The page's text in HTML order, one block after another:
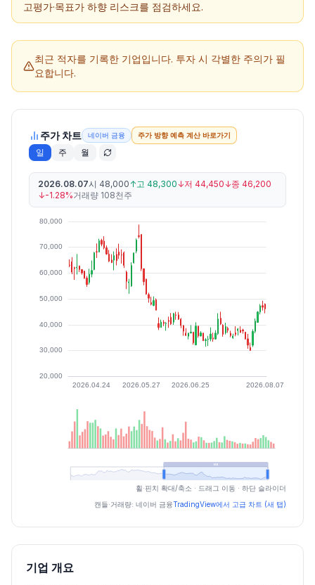
고평가·목표가 하향 리스크를 점검하세요.
최근 적자를 기록한 기업입니다. 투자 시 각별한 주의가 필
요합니다.
주가 차트 네이버 금융 주가 방향 예측 계산 바로가기
일 주 월
2026.08.07시 48,000 ↑고 48,300↓저 44,450↓종 46,200
↓-1.28%거래량 108천주
최근 구간 일별 OHLCV (스크린 리더용)
고가 저가 종가 등락률%거래량
2026.07.06
343503570031800345000.73 166406
2026.07.07
345003900033600364505.65 242972
2026.07.08
34900
휠·핀치 확대/축소 · 드래그 이동 · 하단 슬라이더
캔들·거래량: 네이버 금융TradingView에서 고급 차트 (새 탭)
기업 개요